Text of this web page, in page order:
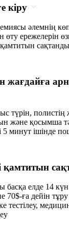
кіру
әлемнің
өту ережелерін
жағдайға
түрін,
және қосымша
минут ішінде
қамтитын
басқа елде 14
70$-ға дейін
тестілеу,